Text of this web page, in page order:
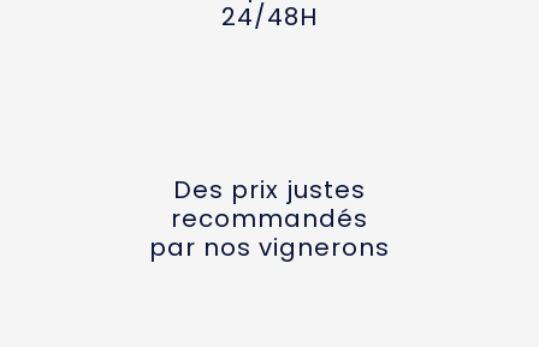
24/48H
Des prix justes
recommandés
par nos vignerons